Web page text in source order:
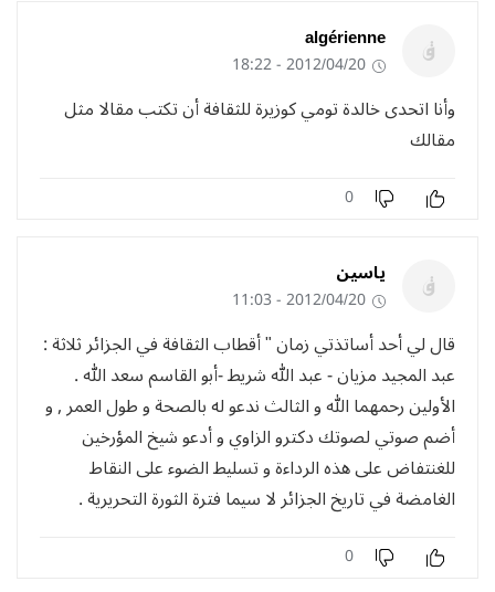
algérienne
2012/04/20 - 18:22
وأنا اتحدى خالدة تومي كوزيرة للثقافة أن تكتب مقالا مثل
مقالك
0
ياسين
2012/04/20 - 11:03
قال لي أحد أساتذتي زمان " أقطاب الثقافة في الجزائر ثلاثة :
عبد المجيد مزيان - عبد الله شريط -أبو القاسم سعد الله .
الأولين رحمهما الله و الثالث ندعو له بالصحة و طول العمر , و
أضم صوتي لصوتك دكترو الزاوي و أدعو شيخ المؤرخين
للغنتفاض على هذه الرداءة و تسليط الضوء على النقاط
الغامضة في تاريخ الجزائر لا سيما فترة الثورة التحريرية .
0